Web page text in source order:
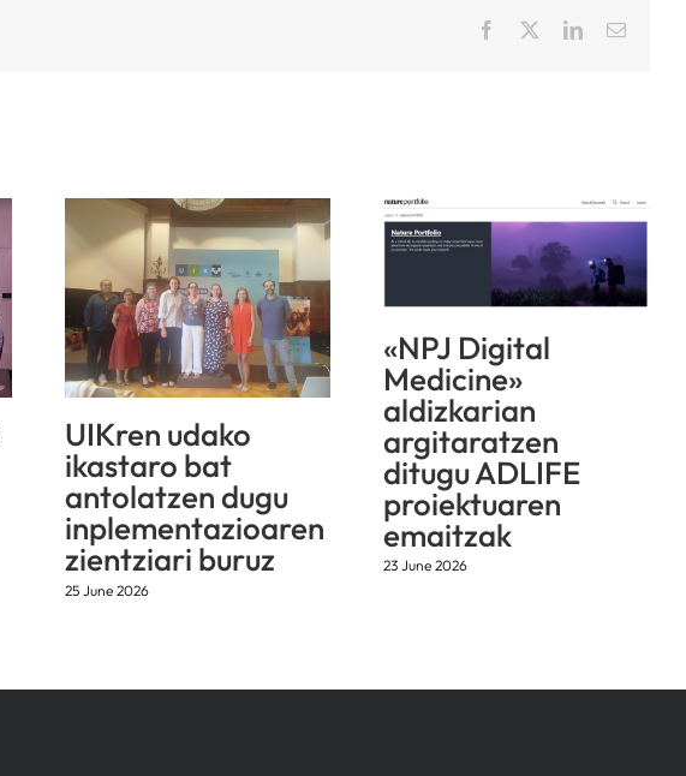
Facebook LinkedInEmail
UIKren udako
ikastaro bat
antolatzen dugu
inplementazioaren
zientziari buruz
25 June 2026
«NPJ Digital
Medicine»
aldizkarian
argitaratzen
ditugu ADLIFE
proiektuaren
emaitzak
23 June 2026